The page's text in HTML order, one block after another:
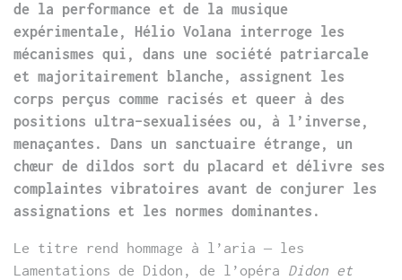
de la performance et de la musique
expérimentale, Hélio Volana interroge les
mécanismes qui, dans une société patriarcale
et majoritairement blanche, assignent les
corps perçus comme racisés et queer à des
positions ultra-sexualisées ou, à l’inverse,
menaçantes. Dans un sanctuaire étrange, un
chœur de dildos sort du placard et délivre ses
complaintes vibratoires avant de conjurer les
assignations et les normes dominantes.
Le titre rend hommage à l’aria – les
Lamentations de Didon, de l’opéra Didon et